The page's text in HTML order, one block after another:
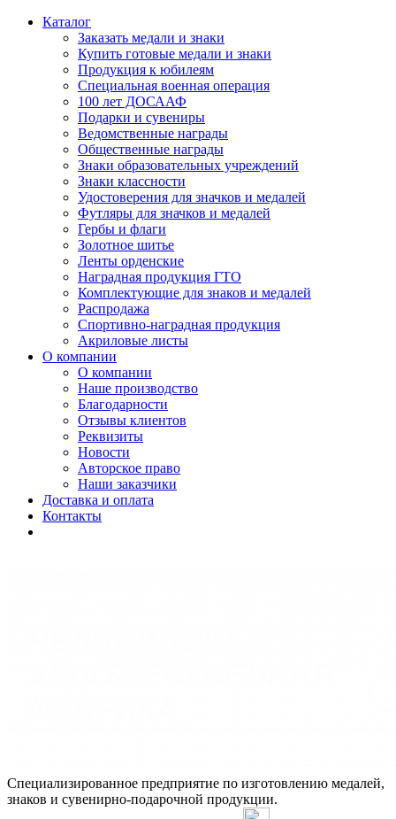
Каталог
Заказать медали и знаки
Купить готовые медали и знаки
Продукция к юбилеям
Специальная военная операция
100 лет ДОСААФ
Подарки и сувениры
Ведомственные награды
Общественные награды
Знаки образовательных учреждений
Знаки классности
Удостоверения для значков и медалей
Футляры для значков и медалей
Гербы и флаги
Золотное шитье
Ленты орденские
Наградная продукция ГТО
Комплектующие для знаков и медалей
Распродажа
Спортивно-наградная продукция
Акриловые листы
О компании
О компании
Наше производство
Благодарности
Отзывы клиентов
Реквизиты
Новости
Авторское право
Наши заказчики
Доставка и оплата
Контакты
Специализированное предприятие по изготовлению медалей,
знаков и сувенирно-подарочной продукции.